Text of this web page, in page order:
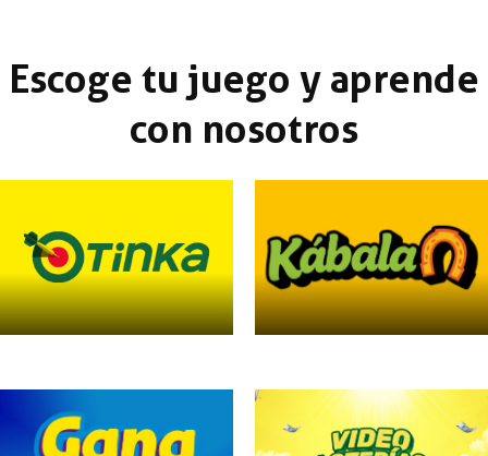
Escoge tu juego y aprende
con nosotros